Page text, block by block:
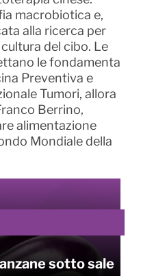
macrobiotica e,
alla ricerca per
del cibo. Le
le fondamenta
Preventiva e
Tumori, allora
Berrino,
alimentazione
Mondiale della
sotto sale